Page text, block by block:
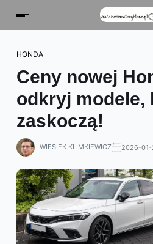
HONDA
Ceny nowej
odkryj modele,
zaskoczą!
WIESIEK KLIMKIEWICZ 2026-01-